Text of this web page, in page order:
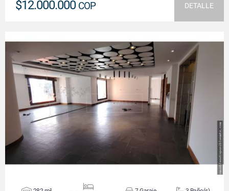
$12.000.000 COP DETALLE
VER DETALLES